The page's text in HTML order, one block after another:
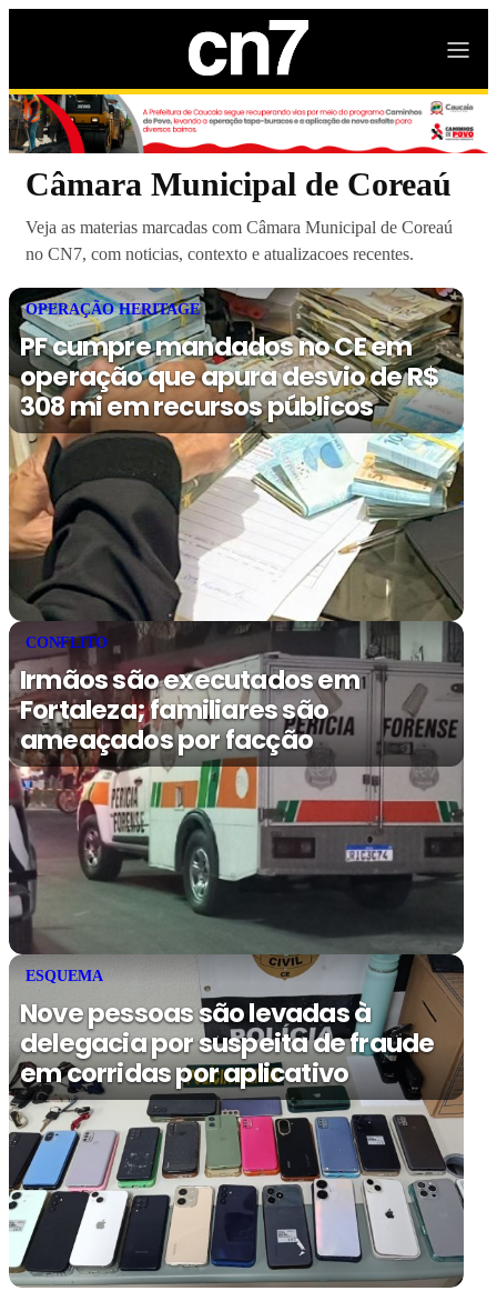
Câmara Municipal de Coreaú
Veja as materias marcadas com Câmara Municipal de Coreaú
no CN7, com noticias, contexto e atualizacoes recentes.
OPERAÇÃO HERITAGE
PF cumpre mandados no CE em
operação que apura desvio de R$
308 mi em recursos públicos
CONFLITO
Irmãos são executados em
Fortaleza; familiares são
ameaçados por facção
ESQUEMA
Nove pessoas são levadas à
delegacia por suspeita de fraude
em corridas por aplicativo